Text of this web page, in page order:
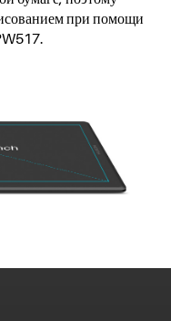
при помощи